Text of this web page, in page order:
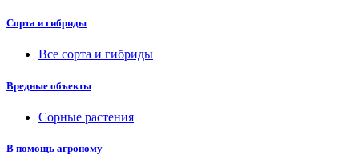
Сорта и гибриды
Все сорта и гибриды
Вредные объекты
Сорные растения
В помощь агроному